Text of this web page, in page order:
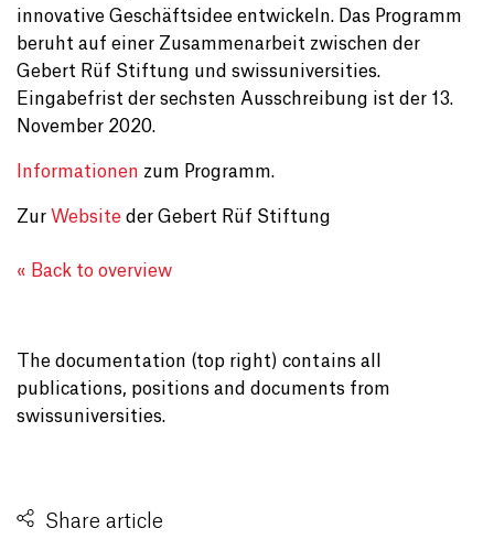
innovative Geschäftsidee entwickeln. Das Programm
beruht auf einer Zusammenarbeit zwischen der
Gebert Rüf Stiftung und swissuniversities.
Eingabefrist der sechsten Ausschreibung ist der 13.
November 2020.
Informationen zum Programm.
Zur Website der Gebert Rüf Stiftung
« Back to overview
The documentation (top right) contains all
publications, positions and documents from
swissuniversities.
Share article